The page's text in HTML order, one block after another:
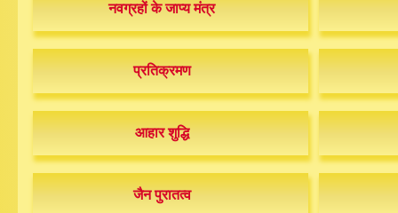
नवग्रहों के जाप्य मंत्र
प्रतिक्रमण
आहार शुद्धि
जैन पुरातत्व